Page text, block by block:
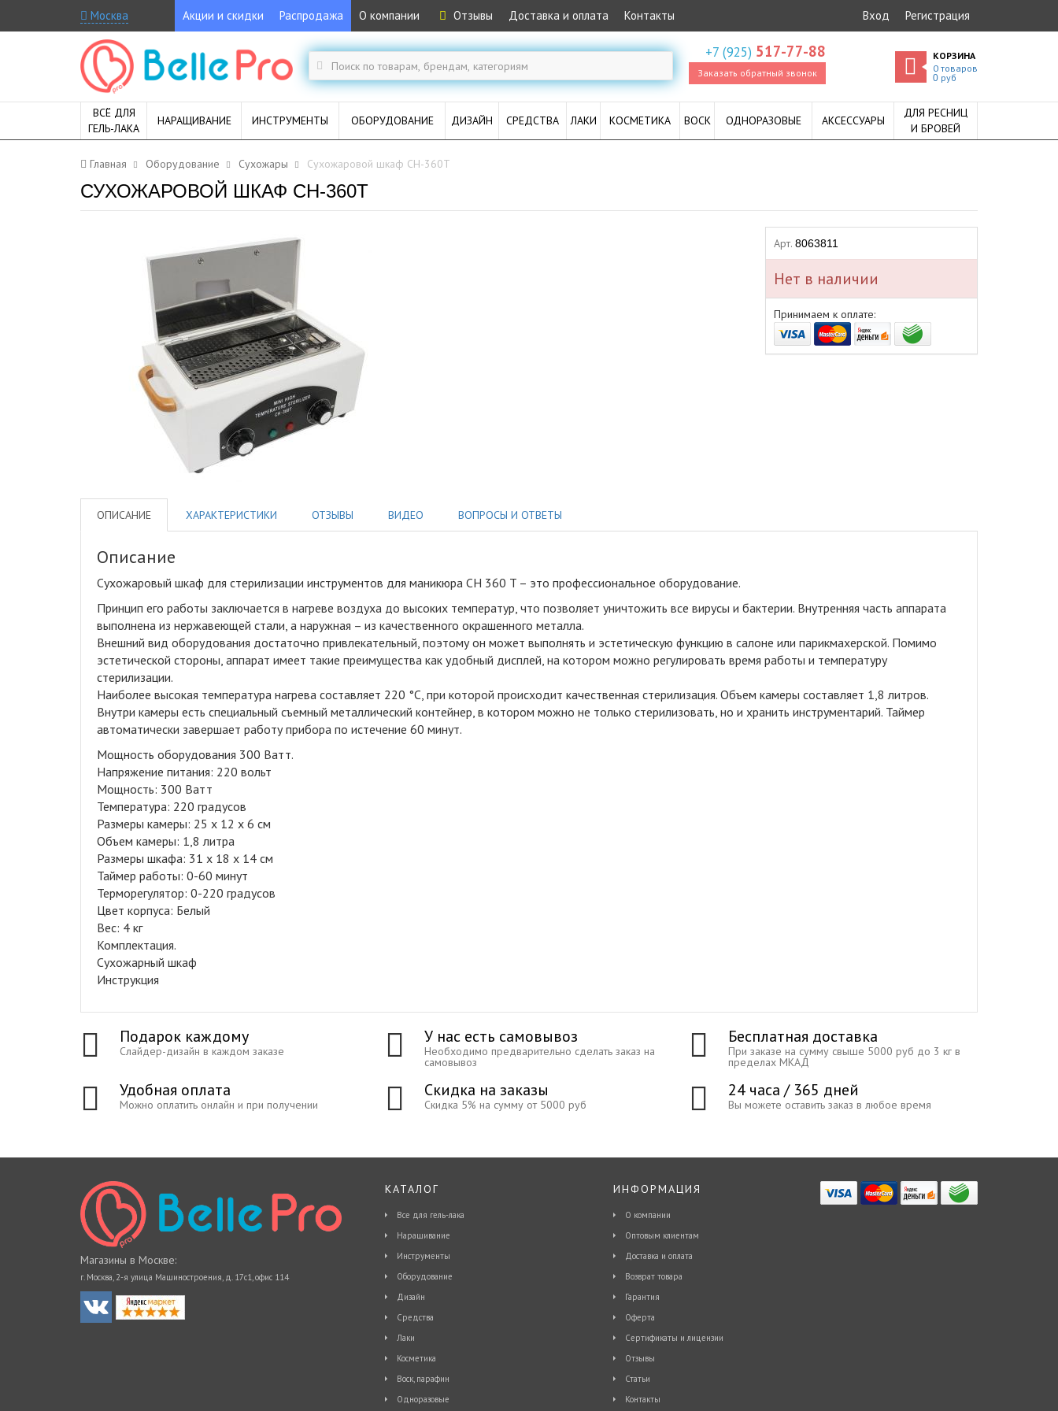
Москва Акции и скидки Распродажа О компании Отзывы Доставка и оплата Контакты Вход Регистрация
+7 (925) 517-77-88
Заказать обратный звонок
КОРЗИНА
0 товаров
0руб
ВСЁ ДЛЯ
ГЕЛЬ-ЛАКА
НАРАЩИВАНИЕ ИНСТРУМЕНТЫ ОБОРУДОВАНИЕ ДИЗАЙН СРЕДСТВА ЛАКИ КОСМЕТИКА ВОСК ОДНОРАЗОВЫЕ АКСЕССУАРЫ
ДЛЯ РЕСНИЦ
И БРОВЕЙ
Главная Оборудование Сухожары Сухожаровой шкаф CH-360T
СУХОЖАРОВОЙ ШКАФ CH-360T
Арт. 8063811
Нет в наличии
Принимаем к оплате:
ОПИСАНИЕ ХАРАКТЕРИСТИКИ ОТЗЫВЫ ВИДЕО ВОПРОСЫ И ОТВЕТЫ
Описание
Сухожаровый шкаф для стерилизации инструментов для маникюра CH 360 T – это профессиональное оборудование.
Принцип его работы заключается в нагреве воздуха до высоких температур, что позволяет уничтожить все вирусы и бактерии. Внутренняя часть аппарата
выполнена из нержавеющей стали, а наружная – из качественного окрашенного металла.
Внешний вид оборудования достаточно привлекательный, поэтому он может выполнять и эстетическую функцию в салоне или парикмахерской. Помимо
эстетической стороны, аппарат имеет такие преимущества как удобный дисплей, на котором можно регулировать время работы и температуру
стерилизации.
Наиболее высокая температура нагрева составляет 220 °C, при которой происходит качественная стерилизация. Объем камеры составляет 1,8 литров.
Внутри камеры есть специальный съемный металлический контейнер, в котором можно не только стерилизовать, но и хранить инструментарий. Таймер
автоматически завершает работу прибора по истечение 60 минут.
Мощность оборудования 300 Ватт.
Напряжение питания: 220 вольт
Мощность: 300 Ватт
Температура: 220 градусов
Размеры камеры: 25 х 12 х 6 см
Объем камеры: 1,8 литра
Размеры шкафа: 31 х 18 х 14 см
Таймер работы: 0-60 минут
Терморегулятор: 0-220 градусов
Цвет корпуса: Белый
Вес: 4 кг
Комплектация.
Сухожарный шкаф
Инструкция
Подарок каждому
Слайдер-дизайн в каждом заказе
У нас есть самовывоз
Необходимо предварительно сделать заказ на
самовывоз
Бесплатная доставка
При заказе на сумму свыше 5000 руб до 3 кг в
пределах МКАД
Удобная оплата
Можно оплатить онлайн и при получении
Скидка на заказы
Скидка 5% на сумму от 5000 руб
24 часа / 365 дней
Вы можете оставить заказ в любое время
Магазины в Москве:
г. Москва, 2-я улица Машиностроения, д. 17с1, офис 114
КАТАЛОГ
Все для гель-лака
Наращивание
Инструменты
Оборудование
Дизайн
Средства
Лаки
Косметика
Воск, парафин
Одноразовые
ИНФОРМАЦИЯ
О компании
Оптовым клиентам
Доставка и оплата
Возврат товара
Гарантия
Оферта
Сертификаты и лицензии
Отзывы
Статьи
Контакты